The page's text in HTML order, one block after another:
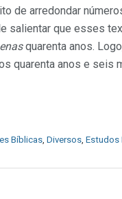
de arredondar
salientar que esses
quarenta anos.
quarenta anos e seis
Bíblicas Diversos Estudos